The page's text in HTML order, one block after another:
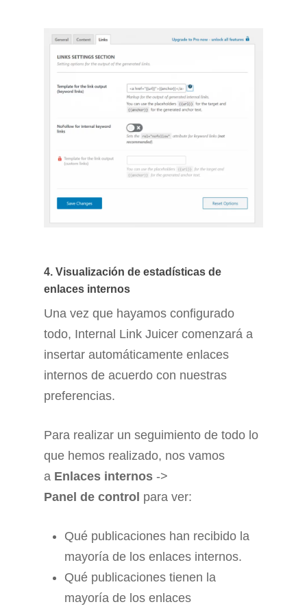
4. Visualización de estadísticas de
enlaces internos
Una vez que hayamos configurado
todo, Internal Link Juicer comenzará a
insertar automáticamente enlaces
internos de acuerdo con nuestras
preferencias.
Para realizar un seguimiento de todo lo
que hemos realizado, nos vamos
a Enlaces internos ->
Panel de control para ver:
Qué publicaciones han recibido la
mayoría de los enlaces internos.
Qué publicaciones tienen la
mayoría de los enlaces